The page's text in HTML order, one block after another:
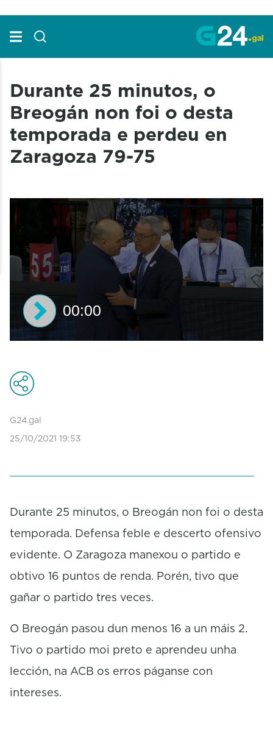
Durante 25 minutos, o
Breogán non foi o desta
temporada e perdeu en
Zaragoza 79-75
c
o
d
o
s
o
d
00:00
G24.gal
25/10/2021 19:53
Durante 25 minutos, o Breogán non foi o desta
temporada. Defensa feble e descerto ofensivo
evidente. O Zaragoza manexou o partido e
obtivo 16 puntos de renda. Porén, tivo que
gañar o partido tres veces.
O Breogán pasou dun menos 16 a un máis 2.
Tivo o partido moi preto e aprendeu unha
lección, na ACB os erros páganse con
intereses.